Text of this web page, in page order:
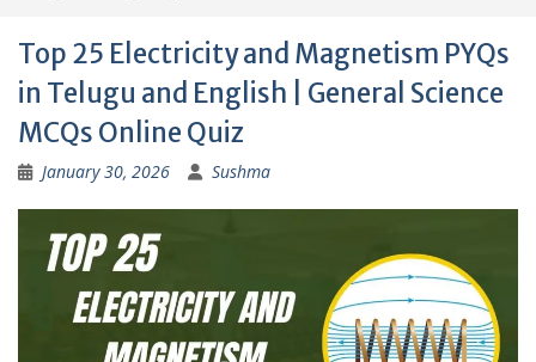
Top 25 Electricity and Magnetism PYQs
in Telugu and English | General Science
MCQs Online Quiz
January 30, 2026 Sushma